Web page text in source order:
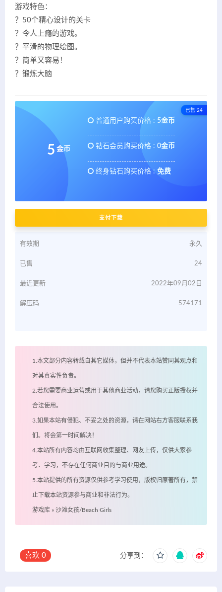
游戏特色：
？50个精心设计的关卡
？令人上瘾的游戏。
？平滑的物理绘图。
？简单又容易！
？锻炼大脑
已售 24
5 金币
普通用户购买价格 : 5金币
钻石会员购买价格 : 0金币
终身钻石购买价格 : 免费
支付下载
有效期 永久
已售 24
最近更新 2022年09月02日
解压码 574171
1.本文部分内容转载自其它媒体，但并不代表本站赞同其观点和
对其真实性负责。
2.若您需要商业运营或用于其他商业活动，请您购买正版授权并
合法使用。
3.如果本站有侵犯、不妥之处的资源，请在网站右方客服联系我
们。将会第一时间解决！
4.本站所有内容均由互联网收集整理、网友上传，仅供大家参
考、学习，不存在任何商业目的与商业用途。
5.本站提供的所有资源仅供参考学习使用，版权归原著所有，禁
止下载本站资源参与商业和非法行为。
游戏库 » 沙滩女孩/Beach Girls
喜欢 0 分享到：